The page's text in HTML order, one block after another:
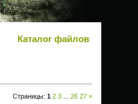
Каталог файлов
Страницы: 1 2 3 26 27 »